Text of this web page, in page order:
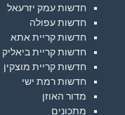
חדשות עמק יזרעאל
חדשות עפולה
חדשות קריית אתא
חדשות קריית ביאליק
חדשות קריית מוצקין
חדשות רמת ישי
מדור האוזן
מתכונים